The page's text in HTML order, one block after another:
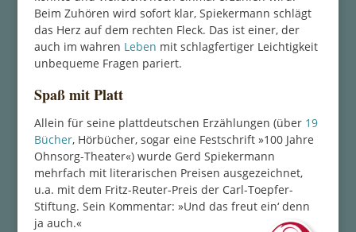
Beim Zuhören wird sofort klar, Spiekermann schlägt
das Herz auf dem rechten Fleck. Das ist einer, der
auch im wahren Leben mit schlagfertiger Leichtigkeit
unbequeme Fragen pariert.
Spaß mit Platt
Allein für seine plattdeutschen Erzählungen (über 19
Bücher, Hörbücher, sogar eine Festschrift »100 Jahre
Ohnsorg-Theater«) wurde Gerd Spiekermann
mehrfach mit literarischen Preisen ausgezeichnet,
u.a. mit dem Fritz-Reuter-Preis der Carl-Toepfer-
Stiftung. Sein Kommentar: »Und das freut ein‘ denn
ja auch.«